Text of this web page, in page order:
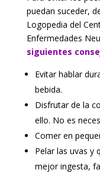
puedan suceder,
Logopedia del
Enfermedades
siguientes
Evitar hablar
bebida.
Disfrutar de la
ello. No es
Comer en
Pelar las uvas y
mejor ingesta,